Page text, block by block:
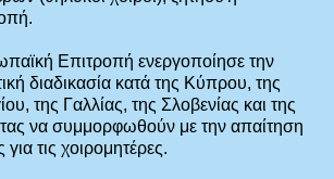
Επιτροπή ενεργοποίησε την
διαδικασία κατά της Κύπρου, της
της Γαλλίας, της Σλοβενίας και της
να συμμορφωθούν με την απαίτηση
τις χοιρομητέρες.